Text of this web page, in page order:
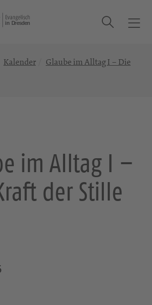
T
Suche
Kalender
Glaube im Alltag I – Die
im Alltag I –
der Stille